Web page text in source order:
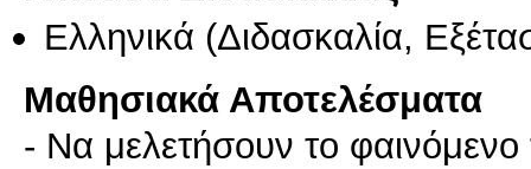
Ελληνικά (Διδασκαλία,
Μαθησιακά Αποτελέσματα
- Να μελετήσουν το φαινόμενο